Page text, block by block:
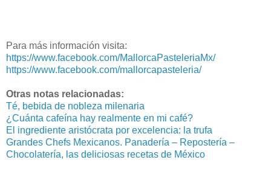
Para más información visita:
https://www.facebook.com/MallorcaPasteleriaMx/
https://www.facebook.com/mallorcapasteleria/
Otras notas relacionadas:
Té, bebida de nobleza milenaria
¿Cuánta cafeína hay realmente en mi café?
El ingrediente aristócrata por excelencia: la trufa
Grandes Chefs Mexicanos. Panadería – Repostería –
Chocolatería, las deliciosas recetas de México